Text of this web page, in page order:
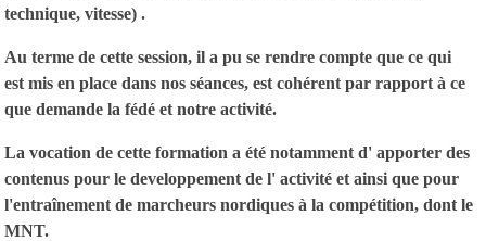
technique, vitesse) .
Au terme de cette session, il a pu se rendre compte que ce qui
est mis en place dans nos séances, est cohérent par rapport à ce
que demande la fédé et notre activité.
La vocation de cette formation a été notamment d' apporter des
contenus pour le developpement de l' activité et ainsi que pour
l'entraînement de marcheurs nordiques à la compétition, dont le
MNT.